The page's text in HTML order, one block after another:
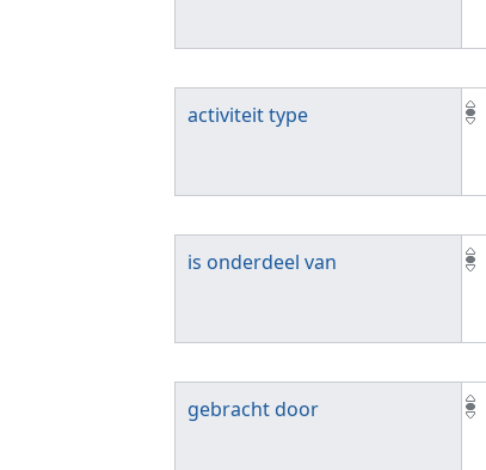
activiteit type
is onderdeel van
gebracht door